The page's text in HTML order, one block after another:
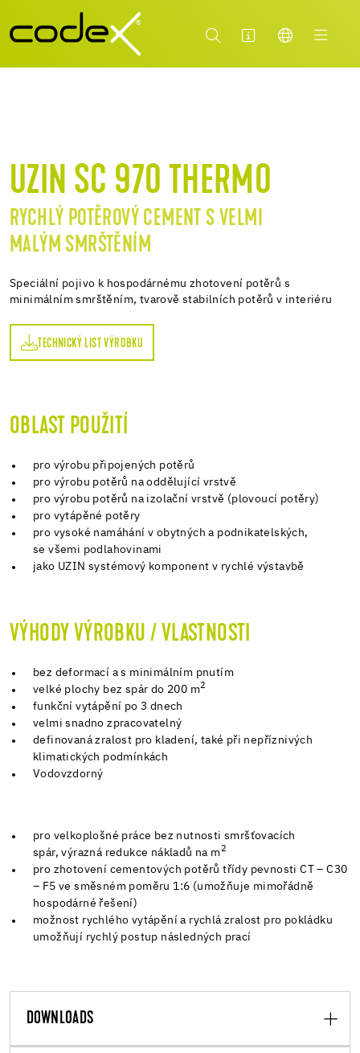
UZIN SC 970 THERMO
RYCHLÝ POTĚROVÝ CEMENT S VELMI
MALÝM SMRŠTĚNÍM
Speciální pojivo k hospodárnému zhotovení potěrů s
minimálním smrštěním, tvarově stabilních potěrů v interiéru
TECHNICKÝ LIST VÝROBKU
OBLAST POUŽITÍ
pro výrobu připojených potěrů
pro výrobu potěrů na oddělující vrstvě
pro výrobu potěrů na izolační vrstvě (plovoucí potěry)
pro vytápěné potěry
pro vysoké namáhání v obytných a podnikatelských,
se všemi podlahovinami
jako UZIN systémový komponent v rychlé výstavbě
VÝHODY VÝROBKU / VLASTNOSTI
bez deformací a s minimálním pnutím
velké plochy bez spár do 200 m2
funkční vytápění po 3 dnech
velmi snadno zpracovatelný
definovaná zralost pro kladení, také při nepříznivých
klimatických podmínkách
Vodovzdorný
pro velkoplošné práce bez nutnosti smršťovacích
spár, výrazná redukce nákladů na m2
pro zhotovení cementových potěrů třídy pevnosti CT – C30
– F5 ve směsném poměru 1:6 (umožňuje mimořádně
hospodárné řešení)
možnost rychlého vytápění a rychlá zralost pro pokládku
umožňují rychlý postup následných prací
DOWNLOADS